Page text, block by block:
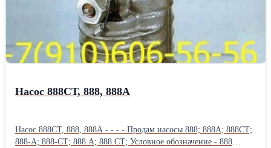
4; фильтроэлемент 8д2.966.034-6;
Насос 888СТ, 888, 888А
Насос 888СТ, 888, 888А - - - - Продам насосы 888; 888А; 888СТ;
888-А; 888-СТ; 888.А; 888.СТ; Условное обозначение - 888